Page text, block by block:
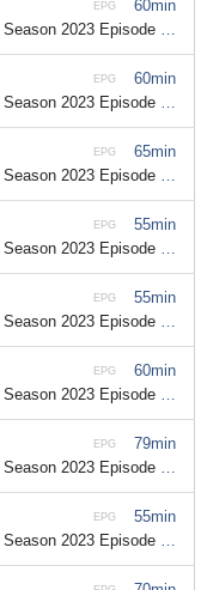
60min
EPG
Season 2023 Episode 24
60min
EPG
Season 2023 Episode 22
65min
EPG
Season 2023 Episode 21
55min
EPG
Season 2023 Episode 19
55min
EPG
Season 2023 Episode 18
60min
EPG
Season 2023 Episode 15
79min
EPG
Season 2023 Episode 14
55min
EPG
Season 2023 Episode 13